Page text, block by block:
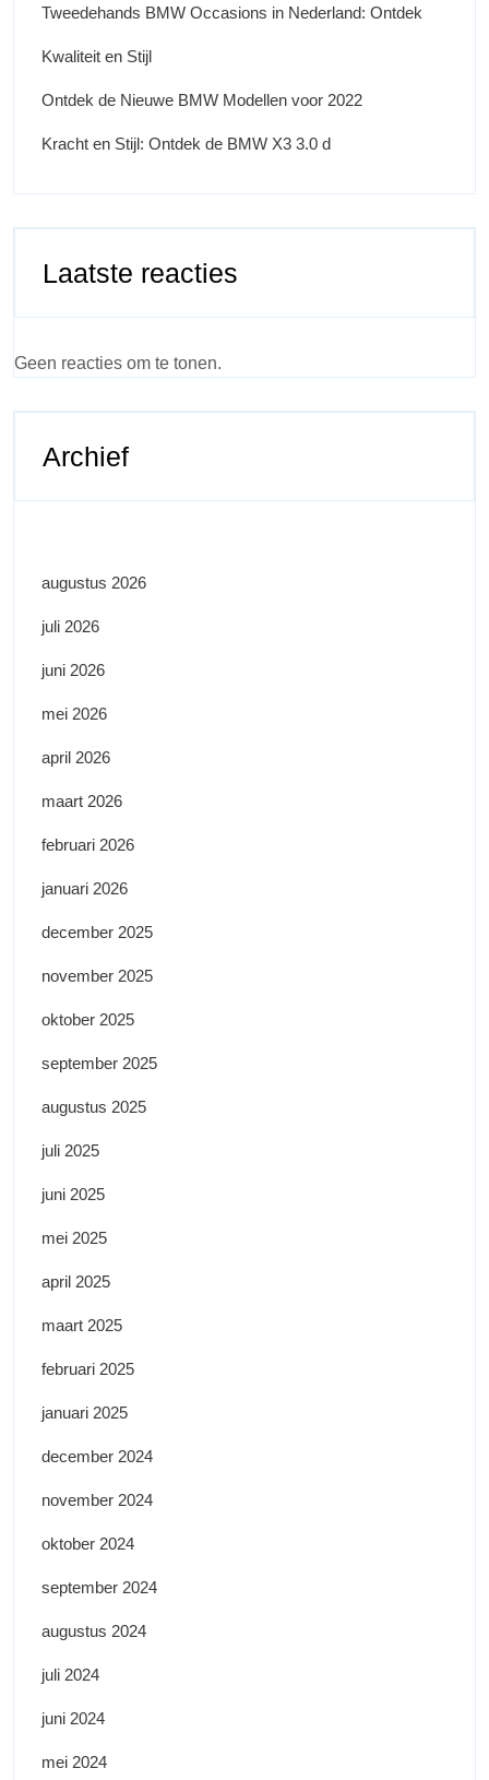
Tweedehands BMW Occasions in Nederland: Ontdek
Kwaliteit en Stijl
Ontdek de Nieuwe BMW Modellen voor 2022
Kracht en Stijl: Ontdek de BMW X3 3.0 d
Laatste reacties
Geen reacties om te tonen.
Archief
augustus 2026
juli 2026
juni 2026
mei 2026
april 2026
maart 2026
februari 2026
januari 2026
december 2025
november 2025
oktober 2025
september 2025
augustus 2025
juli 2025
juni 2025
mei 2025
april 2025
maart 2025
februari 2025
januari 2025
december 2024
november 2024
oktober 2024
september 2024
augustus 2024
juli 2024
juni 2024
mei 2024